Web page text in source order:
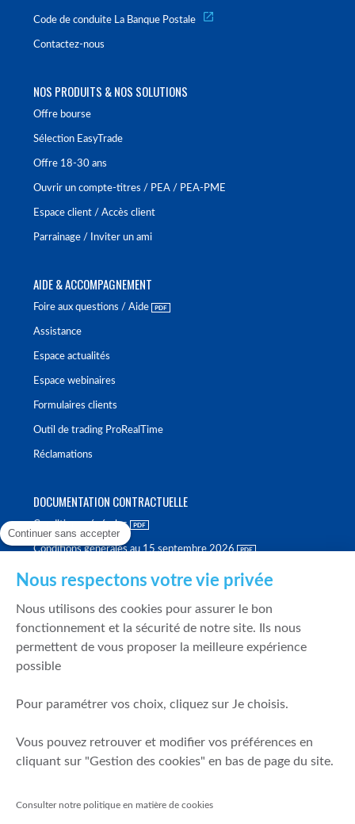
Code de conduite La Banque Postale
Contactez-nous
NOS PRODUITS & NOS SOLUTIONS
Offre bourse
Sélection EasyTrade
Offre 18-30 ans
Ouvrir un compte-titres / PEA / PEA-PME
Espace client / Accès client
Parrainage / Inviter un ami
AIDE & ACCOMPAGNEMENT
Foire aux questions / Aide
Assistance
Espace actualités
Espace webinaires
Formulaires clients
Outil de trading ProRealTime
Réclamations
DOCUMENTATION CONTRACTUELLE
Conditions générales
Conditions générales au 15 septembre 2026
Politique de meilleure sélection
Politique de durabilité
Fonds de garantie des dépôts et de résolution
Mentions légales
Prévention de la fraude
Continuer sans accepter
Nous respectons votre vie privée
Nous utilisons des cookies pour assurer le bon
fonctionnement et la sécurité de notre site. Ils nous
permettent de vous proposer la meilleure expérience
possible
Pour paramétrer vos choix, cliquez sur Je choisis.
Vous pouvez retrouver et modifier vos préférences en
cliquant sur "Gestion des cookies" en bas de page du site.
Consulter notre politique en matière de cookies